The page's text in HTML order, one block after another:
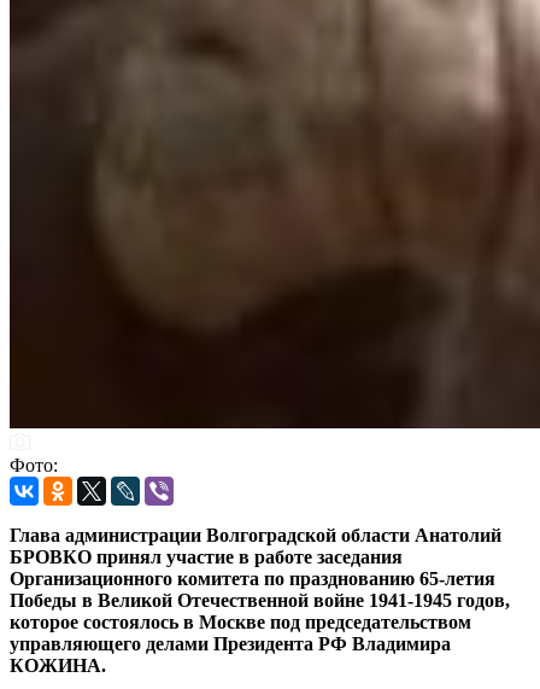
Фото:
Глава администрации Волгоградской области Анатолий
БРОВКО принял участие в работе заседания
Организационного комитета по празднованию 65-летия
Победы в Великой Отечественной войне 1941-1945 годов,
которое состоялось в Москве под председательством
управляющего делами Президента РФ Владимира
КОЖИНА.